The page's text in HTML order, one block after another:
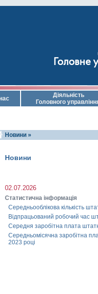
Головне
Діяльність
Головного
Новини »
Новини
02.07.2026
Статистична інформація
Середньооблікова кількість
Відпрацьований робочий час
Середня заробітна плата
Середньомісячна заробітна
2023 році